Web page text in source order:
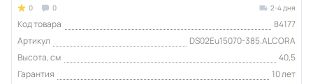
0 0 2-4 дня
Код товара
84177
Артикул
DS02Eu15070-385.ALCORA
Высота, см
40,5
Гарантия
10 лет